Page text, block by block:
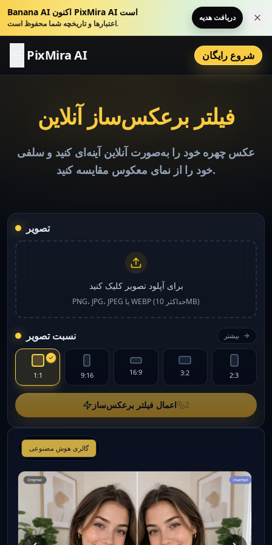
Banana AI اکنون PixMira AI است
اعتبارها و تاریخچه شما محفوظ است.
دریافت هدیه
PixMira AI شروع رایگان
فیلتر برعکس‌ساز آنلاین
عکس چهره خود را به‌صورت آنلاین آینه‌ای کنید و سلفی
خود را از نمای معکوس مقایسه کنید.
تصویر
برای آپلود تصویر کلیک کنید
PNG، JPG، JPEG یا WEBP (حداکثر 10MB)
نسبت تصویر بیشتر
1:1 9:16 16:9 3:2 2:3
اعمال فیلتر برعکس‌ساز 2
گالری هوش مصنوعی